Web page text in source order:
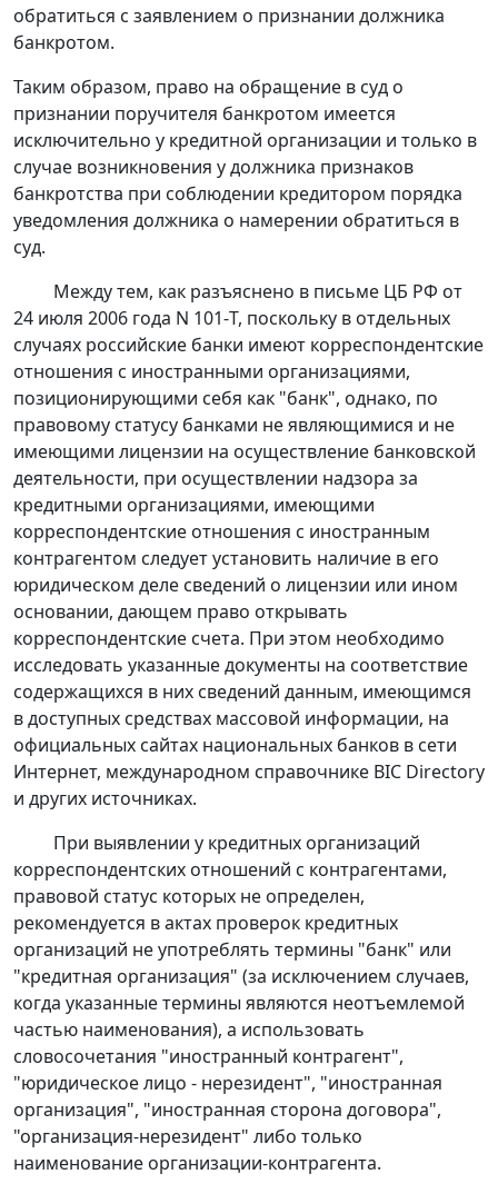
обратиться с заявлением о признании должника
банкротом.
Таким образом, право на обращение в суд о
признании поручителя банкротом имеется
исключительно у кредитной организации и только в
случае возникновения у должника признаков
банкротства при соблюдении кредитором порядка
уведомления должника о намерении обратиться в
суд.
Между тем, как разъяснено в письме ЦБ РФ от
24 июля 2006 года N 101-Т, поскольку в отдельных
случаях российские банки имеют корреспондентские
отношения с иностранными организациями,
позиционирующими себя как "банк", однако, по
правовому статусу банками не являющимися и не
имеющими лицензии на осуществление банковской
деятельности, при осуществлении надзора за
кредитными организациями, имеющими
корреспондентские отношения с иностранным
контрагентом следует установить наличие в его
юридическом деле сведений о лицензии или ином
основании, дающем право открывать
корреспондентские счета. При этом необходимо
исследовать указанные документы на соответствие
содержащихся в них сведений данным, имеющимся
в доступных средствах массовой информации, на
официальных сайтах национальных банков в сети
Интернет, международном справочнике BIC Directory
и других источниках.
При выявлении у кредитных организаций
корреспондентских отношений с контрагентами,
правовой статус которых не определен,
рекомендуется в актах проверок кредитных
организаций не употреблять термины "банк" или
"кредитная организация" (за исключением случаев,
когда указанные термины являются неотъемлемой
частью наименования), а использовать
словосочетания "иностранный контрагент",
"юридическое лицо - нерезидент", "иностранная
организация", "иностранная сторона договора",
"организация-нерезидент" либо только
наименование организации-контрагента.